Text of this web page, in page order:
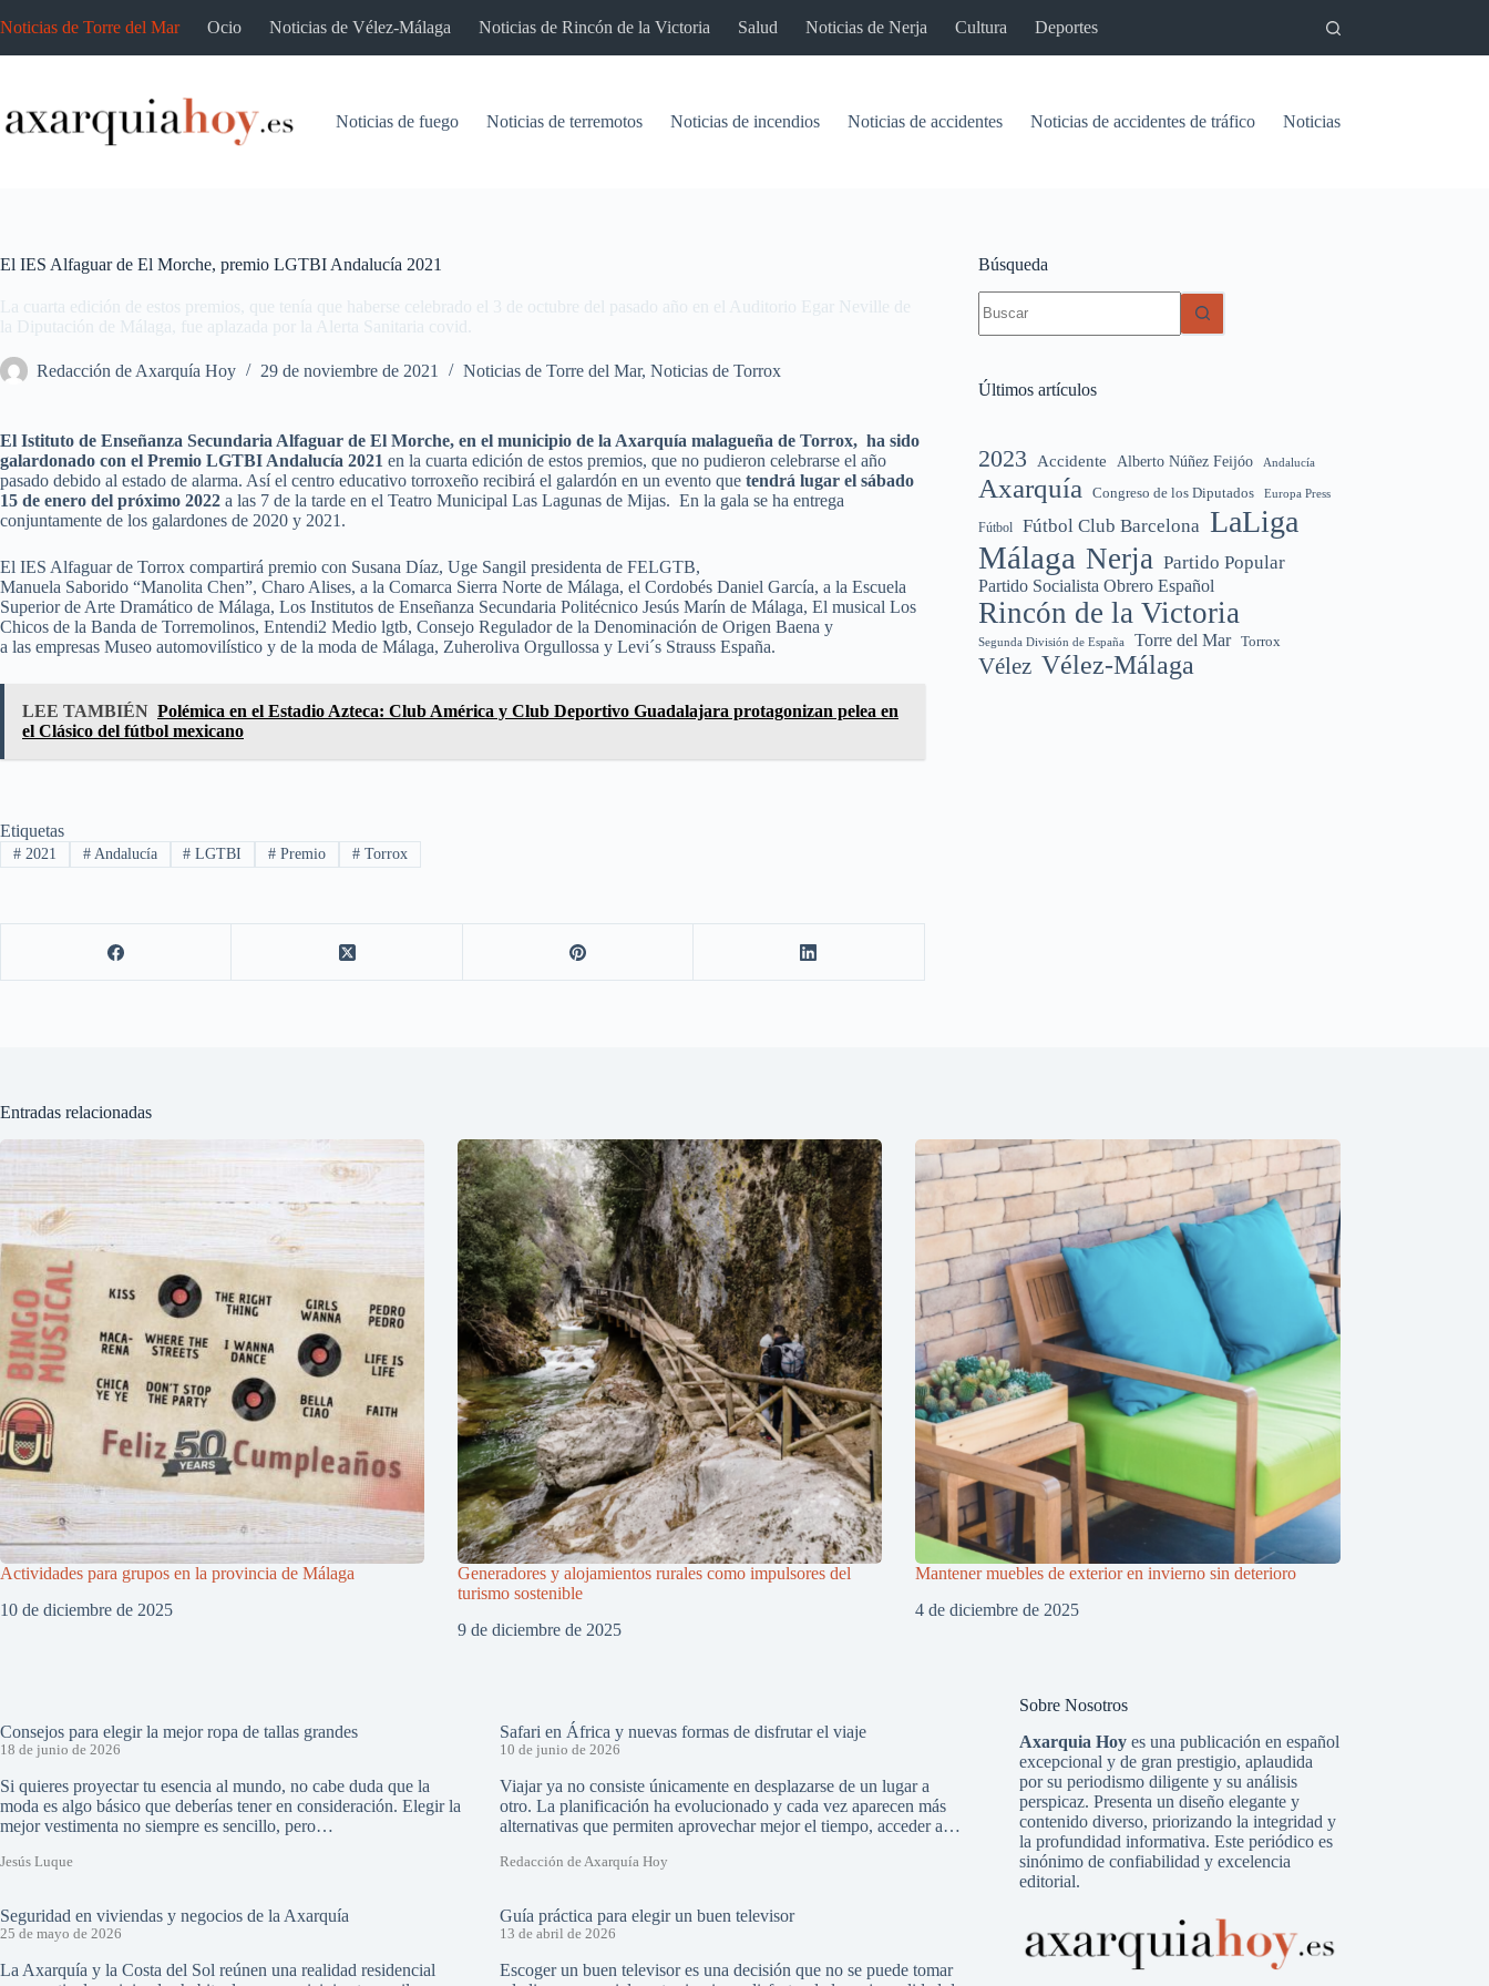
al
Noticias de Torre del Mar Ocio Noticias de Vélez-Málaga Noticias de Rincón de la Victoria Salud Noticias de Nerja Cultura Deportes
Noticias de fuego Noticias de terremotos Noticias de incendios Noticias de accidentes Noticias de accidentes de tráfico Noticias del pantano de
El IES Alfaguar de El Morche, premio LGTBI Andalucía 2021
La cuarta edición de estos premios, que tenía que haberse celebrado el 3 de octubre del pasado año en el Auditorio Egar Neville de
la Diputación de Málaga, fue aplazada por la Alerta Sanitaria covid.
Redacción de Axarquía Hoy 29 de noviembre de 2021 Noticias de Torre del Mar, Noticias de Torrox
El Istituto de Enseñanza Secundaria Alfaguar de El Morche, en el municipio de la Axarquía malagueña de Torrox, ha sido
galardonado con el Premio LGTBI Andalucía 2021 en la cuarta edición de estos premios, que no pudieron celebrarse el año
pasado debido al estado de alarma. Así el centro educativo torroxeño recibirá el galardón en un evento que tendrá lugar el sábado
15 de enero del próximo 2022 a las 7 de la tarde en el Teatro Municipal Las Lagunas de Mijas. En la gala se ha entrega
conjuntamente de los galardones de 2020 y 2021.
El IES Alfaguar de Torrox compartirá premio con Susana Díaz, Uge Sangil presidenta de FELGTB,
Manuela Saborido “Manolita Chen”, Charo Alises, a la Comarca Sierra Norte de Málaga, el Cordobés Daniel García, a la Escuela
Superior de Arte Dramático de Málaga, Los Institutos de Enseñanza Secundaria Politécnico Jesús Marín de Málaga, El musical Los
Chicos de la Banda de Torremolinos, Entendi2 Medio lgtb, Consejo Regulador de la Denominación de Origen Baena y
a las empresas Museo automovilístico y de la moda de Málaga, Zuheroliva Orgullossa y Levi´s Strauss España.
LEE TAMBIÉN Polémica en el Estadio Azteca: Club América y Club Deportivo Guadalajara protagonizan pelea en
el Clásico del fútbol mexicano
Etiquetas
#2021 #Andalucía # LGTBI # Premio # Torrox
Búsqueda
resultados
Últimos artículos
2023 Accidente Alberto Núñez Feijóo Andalucía
Axarquía Congreso de los Diputados Europa Press
Fútbol Fútbol Club Barcelona LaLiga
Málaga Nerja Partido Popular
Partido Socialista Obrero Español
Rincón de la Victoria
Segunda División de España Torre del Mar Torrox
Vélez Vélez-Málaga
Entradas relacionadas
Actividades para grupos en la provincia de Málaga
10 de diciembre de 2025
Generadores y alojamientos rurales como impulsores del
turismo sostenible
9 de diciembre de 2025
Mantener muebles de exterior en invierno sin deterioro
4 de diciembre de 2025
Consejos para elegir la mejor ropa de tallas grandes
18 de junio de 2026
Si quieres proyectar tu esencia al mundo, no cabe duda que la
moda es algo básico que deberías tener en consideración. Elegir la
mejor vestimenta no siempre es sencillo, pero…
Jesús Luque
Safari en África y nuevas formas de disfrutar el viaje
10 de junio de 2026
Viajar ya no consiste únicamente en desplazarse de un lugar a
otro. La planificación ha evolucionado y cada vez aparecen más
alternativas que permiten aprovechar mejor el tiempo, acceder a…
Redacción de Axarquía Hoy
Seguridad en viviendas y negocios de la Axarquía
25 de mayo de 2026
La Axarquía y la Costa del Sol reúnen una realidad residencial
Guía práctica para elegir un buen televisor
13 de abril de 2026
Escoger un buen televisor es una decisión que no se puede tomar
Sobre Nosotros
Axarquia Hoyes una publicación en español
excepcional y de gran prestigio, aplaudida
por su periodismo diligente y su análisis
perspicaz. Presenta un diseño elegante y
contenido diverso, priorizando la integridad y
la profundidad informativa. Este periódico es
sinónimo de confiabilidad y excelencia
editorial.